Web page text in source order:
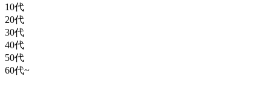
10代
20代
30代
40代
50代
60代~